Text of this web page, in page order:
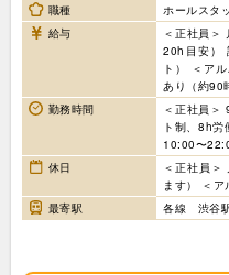
職種
ホールスタ
給与
＜正社員＞
20h目安）
ト） ＜ア
あり（約90
勤務時間
＜正社員＞
ト制、8h
10:00〜
休日
＜正社員＞
ます） ＜
最寄駅
各線 渋谷